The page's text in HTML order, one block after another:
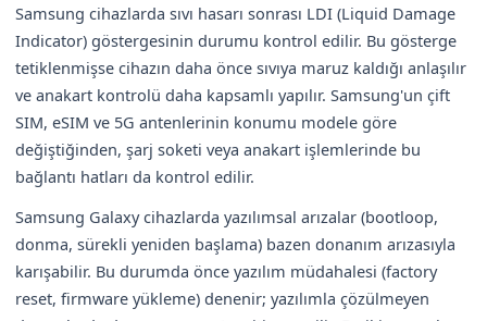
Samsung cihazlarda sıvı hasarı sonrası LDI (Liquid Damage
Indicator) göstergesinin durumu kontrol edilir. Bu gösterge
tetiklenmişse cihazın daha önce sıvıya maruz kaldığı anlaşılır
ve anakart kontrolü daha kapsamlı yapılır. Samsung'un çift
SIM, eSIM ve 5G antenlerinin konumu modele göre
değiştiğinden, şarj soketi veya anakart işlemlerinde bu
bağlantı hatları da kontrol edilir.
Samsung Galaxy cihazlarda yazılımsal arızalar (bootloop,
donma, sürekli yeniden başlama) bazen donanım arızasıyla
karışabilir. Bu durumda önce yazılım müdahalesi (factory
reset, firmware yükleme) denenir; yazılımla çözülmeyen